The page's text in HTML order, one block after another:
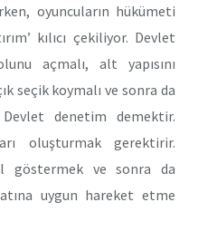
oyuncuların hükümeti
kılıcı çekiliyor. Devlet
açmalı, alt yapısını
seçik koymalı ve sonra da
denetim demektir.
oluşturmak gerektirir.
göstermek ve sonra da
uygun hareket etme